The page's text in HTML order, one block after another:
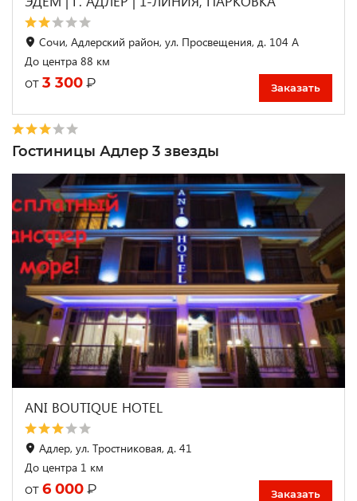
Сочи, Адлерский район, ул. Просвещения, д. 104 А
До центра 88 км
от 3 300 ₽ Заказать
Гостиницы Адлер 3 звезды
ANI BOUTIQUE HOTEL
Адлер, ул. Тростниковая, д. 41
До центра 1 км
от 6 000 ₽ Заказать